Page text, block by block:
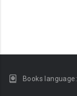
Books language: